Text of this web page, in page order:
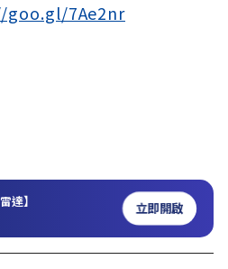
7Ae2nr
達】 立即開啟